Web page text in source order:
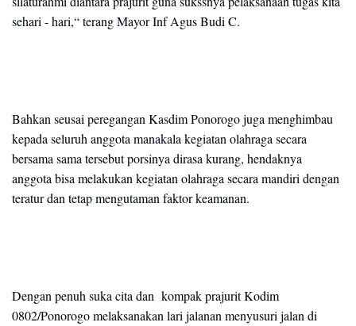
sehari - hari,“ terang Mayor Inf Agus Budi C.
Bahkan seusai peregangan Kasdim Ponorogo juga menghimbau
kepada seluruh anggota manakala kegiatan olahraga secara
bersama sama tersebut porsinya dirasa kurang, hendaknya
anggota bisa melakukan kegiatan olahraga secara mandiri dengan
teratur dan tetap mengutaman faktor keamanan.
Dengan penuh suka cita dan kompak prajurit Kodim
0802/Ponorogo melaksanakan lari jalanan menyusuri jalan di